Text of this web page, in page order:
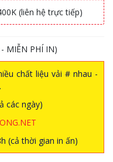
(liên hệ trực tiếp)
MIỄN PHÍ IN)
chất liệu vải # nhau -
các ngày)
(cả thời gian in ấn)